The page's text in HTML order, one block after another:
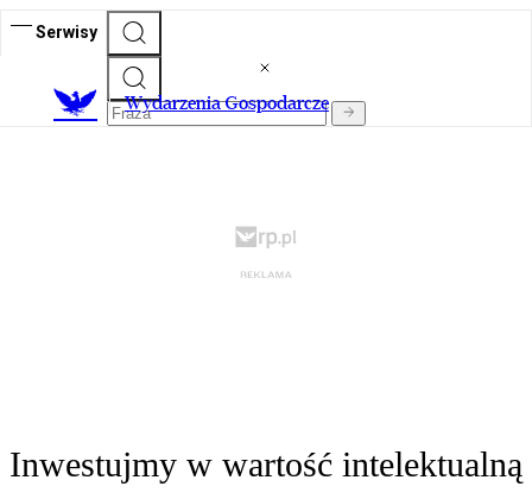
Serwisy
Wydarzenia Gospodarcze
Inwestujmy w wartość intelektualną